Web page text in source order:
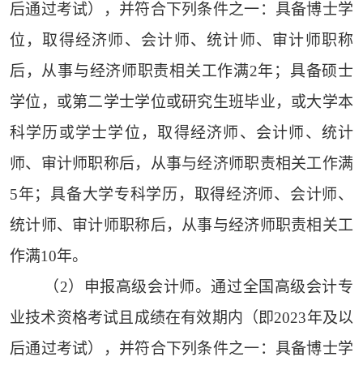
后通过考试），并符合下列条件之一：具备博士学
位，取得经济师、会计师、统计师、审计师职称
后，从事与经济师职责相关工作满2年；具备硕士
学位，或第二学士学位或研究生班毕业，或大学本
科学历或学士学位，取得经济师、会计师、统计
师、审计师职称后，从事与经济师职责相关工作满
5年；具备大学专科学历，取得经济师、会计师、
统计师、审计师职称后，从事与经济师职责相关工
作满10年。
（2）申报高级会计师。通过全国高级会计专
业技术资格考试且成绩在有效期内（即2023年及以
后通过考试），并符合下列条件之一：具备博士学